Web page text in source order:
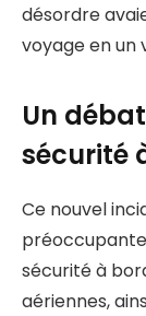
désordre
voyage en un
Un
sécurité
Ce nouvel
sécurité à
aériennes,